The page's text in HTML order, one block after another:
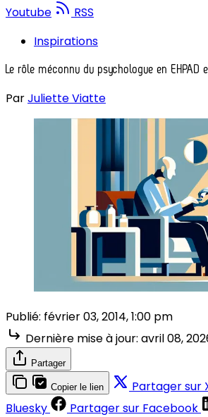
Youtube
RSS
Inspirations
Le rôle méconnu du psychologue en EHPAD
ParJuliette Viatte
Publié: février 03, 2014, 1:00 pm
Dernière mise à jour: avril 08,
Partager
Copier le lien Partager sur
Bluesky
Partager sur Facebook